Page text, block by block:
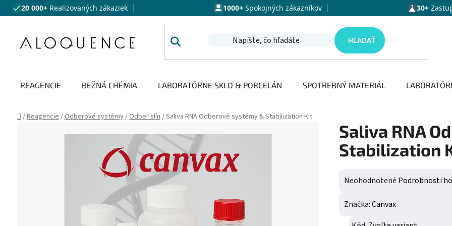
Prejsť na obsah
20 000+ Realizovaných zákaziek 1000+Spokojných zákazníkov 30+
HĽADAŤ
REAGENCIE BEŽNÁ CHÉMIA LABORATÓRNE SKLO & PORCELÁN SPOTREBNÝ MATERIÁL
Domov
/Reagencie / Odberové systémy/ Odber slín /Saliva RNA Odberové systémy & Stabilization Kit
Saliva RNA
Stabilization
Priemerné hodnotenie
Neohodnotené Podrobnosti
Značka:Canvax